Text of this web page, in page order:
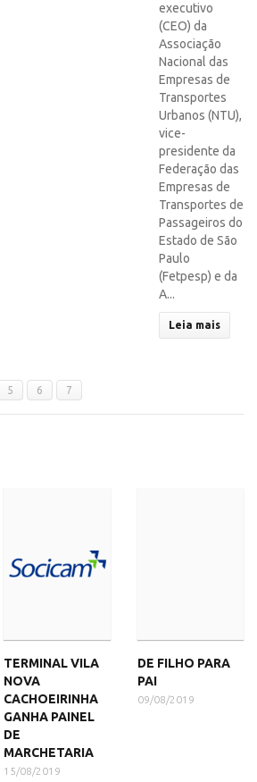
executivo
(CEO) da
Associação
Nacional das
Empresas de
Transportes
Urbanos (NTU),
vice-
presidente da
Federação das
Empresas de
Transportes de
Passageiros do
Estado de São
Paulo
(Fetpesp) e da
A...
Leia mais
5 6 7
TERMINAL VILA
NOVA
CACHOEIRINHA
GANHA PAINEL
DE
MARCHETARIA
15/08/2019
DE FILHO PARA
PAI
09/08/2019